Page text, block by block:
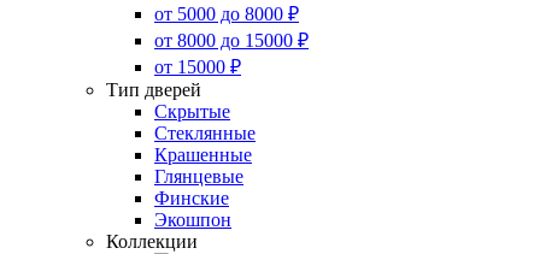
от 5000 до 8000 ₽
от 8000 до 15000 ₽
от 15000 ₽
Тип дверей
Скрытые
Стеклянные
Крашенные
Глянцевые
Финские
Экошпон
Коллекции